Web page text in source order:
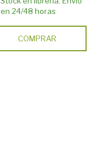
en 24/48 horas
COMPRAR